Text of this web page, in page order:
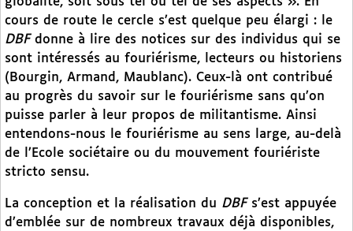
cours de route le cercle s’est quelque peu élargi : le
DBFdonne à lire des notices sur des individus qui se
sont intéressés au fouriérisme, lecteurs ou historiens
(Bourgin, Armand, Maublanc). Ceux-là ont contribué
au progrès du savoir sur le fouriérisme sans qu’on
puisse parler à leur propos de militantisme. Ainsi
entendons-nous le fouriérisme au sens large, au-delà
de l’Ecole sociétaire ou du mouvement fouriériste
stricto sensu.
La conception et la réalisation du DBFs’est appuyée
d’emblée sur de nombreux travaux déjà disponibles,